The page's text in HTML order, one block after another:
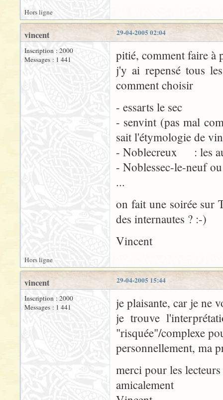
Hors ligne
29-04-2005 02:04
vincent
Inscription : 2000
Messages : 1 441
pitié, comment faire à
j'y ai repensé tous
comment choisir
- essarts le sec
- senvint (pas mal
sait l'étymologie de
- Noblecreux : les
- Noblessec-le-neuf
...
on fait une soirée sur
des internautes ? :-)
Vincent
Hors ligne
29-04-2005 15:44
vincent
Inscription : 2000
Messages : 1 441
je plaisante, car je ne
je trouve
"risquée"/complexe
personnellement, ma
merci pour les
amicalement